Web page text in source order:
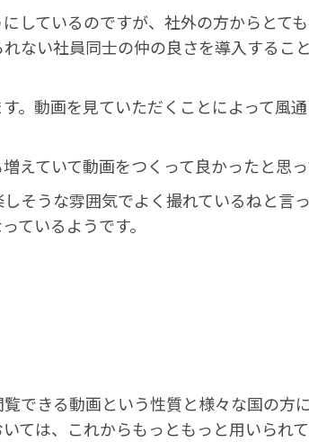
しているのですが、社外の方からとて
ない社員同士の仲の良さを導入するこ
。動画を見ていただくことによって風
えていて動画をつくって良かったと思っ
そうな雰囲気でよく撮れているねと言
ているようです。
できる動画という性質と様々な国の方
ては、これからもっともっと用いられ